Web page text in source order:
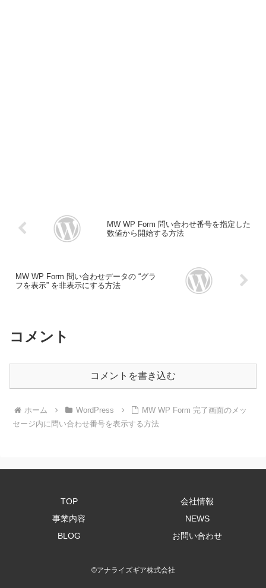
MW WP Form 問い合わせ番号を指定した
数値から開始する方法
MW WP Form 問い合わせデータの “グラ
フを表示” を非表示にする方法
コメント
コメントを書き込む
ホーム WordPress
MW WP Form 完了画面のメッ
セージ内に問い合わせ番号を表示する方法
TOP
会社情報
事業内容
NEWS
BLOG
お問い合わせ
©アナライズギア株式会社